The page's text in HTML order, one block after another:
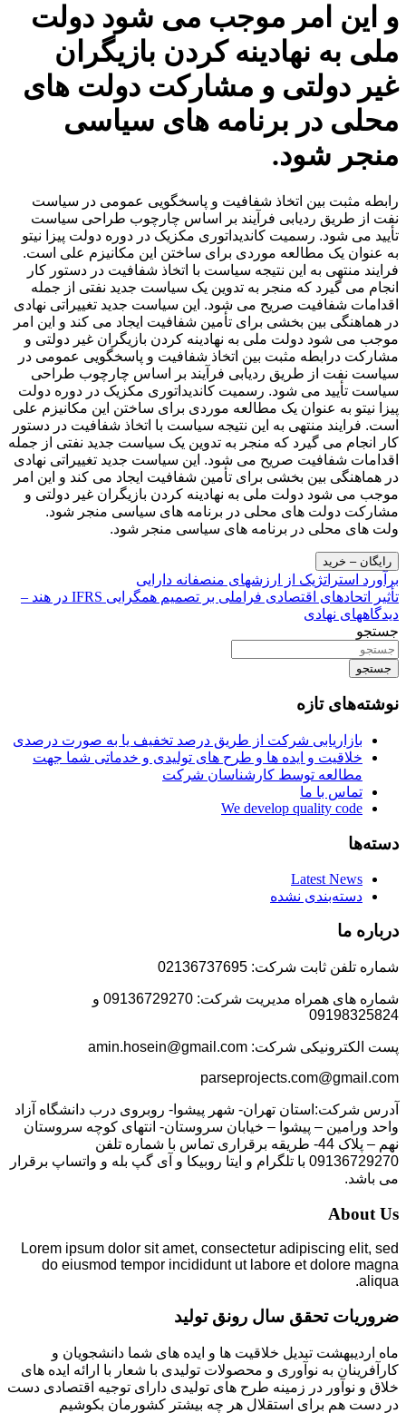
و این امر موجب می شود دولت
ملی به نهادینه کردن بازیگران
غیر دولتی و مشارکت دولت های
محلی در برنامه های سیاسی
منجر شود.
رابطه مثبت بین اتخاذ شفافیت و پاسخگویی عمومی در سیاست
نفت از طریق ردیابی فرآیند بر اساس چارچوب طراحی سیاست
تأیید می شود. رسمیت کاندیداتوری مکزیک در دوره دولت پیزا نیتو
به عنوان یک مطالعه موردی برای ساختن این مکانیزم علی است.
فرایند منتهی به این نتیجه سیاست با اتخاذ شفافیت در دستور کار
انجام می گیرد که منجر به تدوین یک سیاست جدید نفتی از جمله
اقدامات شفافیت صریح می شود. این سیاست جدید تغییراتی نهادی
در هماهنگی بین بخشی برای تأمین شفافیت ایجاد می کند و این امر
موجب می شود دولت ملی به نهادینه کردن بازیگران غیر دولتی و
مشارکت درابطه مثبت بین اتخاذ شفافیت و پاسخگویی عمومی در
سیاست نفت از طریق ردیابی فرآیند بر اساس چارچوب طراحی
سیاست تأیید می شود. رسمیت کاندیداتوری مکزیک در دوره دولت
پیزا نیتو به عنوان یک مطالعه موردی برای ساختن این مکانیزم علی
است. فرایند منتهی به این نتیجه سیاست با اتخاذ شفافیت در دستور
کار انجام می گیرد که منجر به تدوین یک سیاست جدید نفتی از جمله
اقدامات شفافیت صریح می شود. این سیاست جدید تغییراتی نهادی
در هماهنگی بین بخشی برای تأمین شفافیت ایجاد می کند و این امر
موجب می شود دولت ملی به نهادینه کردن بازیگران غیر دولتی و
مشارکت دولت های محلی در برنامه های سیاسی منجر شود.
ولت های محلی در برنامه های سیاسی منجر شود.
رایگان – خرید
راهبری
نوشته
برآورد استراتژیک از ارزشهای منصفانه دارایی
تأثیر اتحادهای اقتصادی فراملی بر تصمیم همگرایی IFRS در هند –
دیدگاههای نهادی
جستجو
جستجو
نوشته‌های تازه
بازاریابی شرکت از طریق درصد تخفیف یا به صورت درصدی
خلاقیت و ایده ها و طرح های تولیدی و خدماتی شما جهت
مطالعه توسط کارشناسان شرکت
تماس با ما
We develop quality code
دسته‌ها
Latest News
دسته‌بندی نشده
درباره ما
شماره تلفن ثابت شرکت: 02136737695
شماره های همراه مدیریت شرکت: 09136729270 و
09198325824
پست الکترونیکی شرکت: amin.hosein@gmail.com
parseprojects.com@gmail.com
آدرس شرکت:استان تهران- شهر پیشوا- روبروی درب دانشگاه آزاد
واحد ورامین – پیشوا – خیابان سروستان- انتهای کوچه سروستان
نهم – پلاک 44- طریقه برقراری تماس با شماره تلفن
09136729270 با تلگرام و ایتا روبیکا و آی گپ بله و واتساپ برقرار
می باشد.
About Us
Lorem ipsum dolor sit amet, consectetur adipiscing elit, sed
do eiusmod tempor incididunt ut labore et dolore magna
aliqua.
ضروریات تحقق سال رونق تولید
ماه اردیبهشت تبدیل خلاقیت ها و ایده های شما دانشجویان و
کارآفرینان به نوآوری و محصولات تولیدی با شعار با ارائه ایده های
خلاق و نوآور در زمینه طرح های تولیدی دارای توجیه اقتصادی دست
در دست هم برای استقلال هر چه بیشتر کشورمان بکوشیم